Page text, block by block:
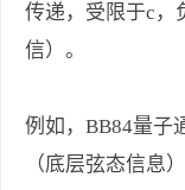
传递，受限于c，
信）。
例如，BB84量子
（底层弦态信息